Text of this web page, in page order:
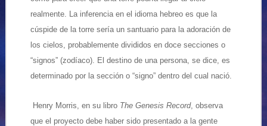
realmente. La inferencia en el idioma hebreo es que la
cúspide de la torre sería un santuario para la adoración de
los cielos, probablemente divididos en doce secciones o
“signos” (zodíaco). El destino de una persona, se dice, es
determinado por la sección o “signo” dentro del cual nació.
Henry Morris, en su libro The Genesis Record, observa
que el proyecto debe haber sido presentado a la gente